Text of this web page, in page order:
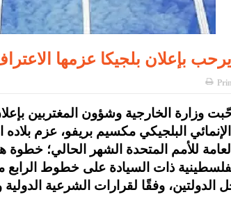
بإعلان بلجيكا عزمها
وزارة الخارجية وشؤون المغتربين
البلجيكي مكسيم بريفو، عزم
للأمم المتحدة الشهر الحالي؛ خطوة